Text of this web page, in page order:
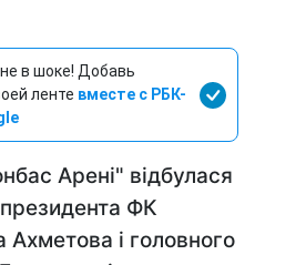
в шоке! Добавь
ленте вместе с РБК-
Арені" відбулася
ФК
Ахметова і головного